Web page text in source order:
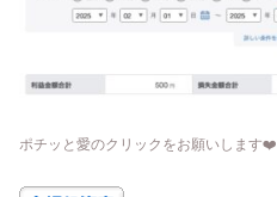
ポチッと愛のクリックをお願いします❤️